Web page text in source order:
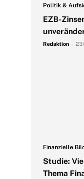
Politik &
EZB-
Redaktion
Finanzielle
Studie:
Thema